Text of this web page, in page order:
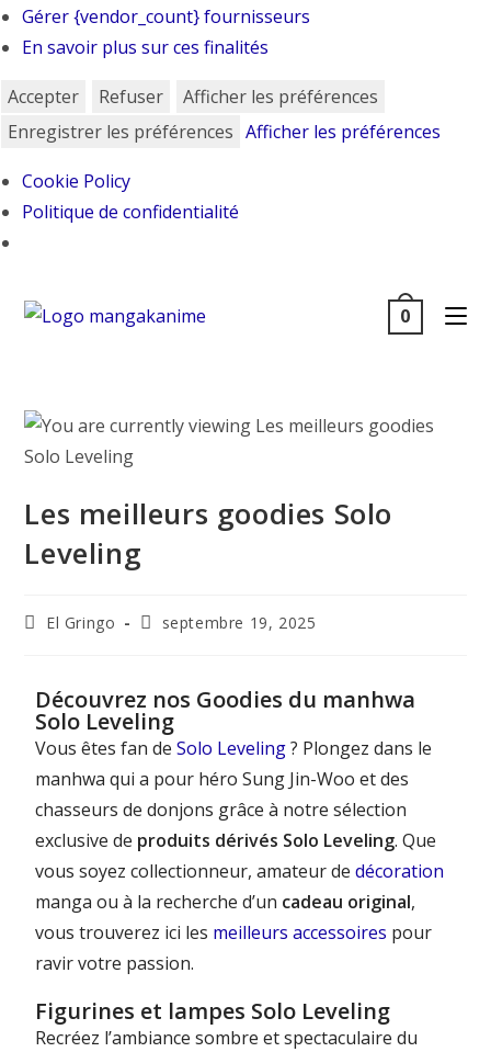
Gérer {vendor_count} fournisseurs
En savoir plus sur ces finalités
Accepter Refuser
Afficher les préférences
Enregistrer les préférences Afficher les préférences
Cookie Policy
Politique de confidentialité
0
Les meilleurs goodies Solo
Leveling
El Gringo septembre 19, 2025
Découvrez nos Goodies du manhwa
Solo Leveling
Vous êtes fan deSolo Leveling? Plongez dans le
manhwa qui a pour héro Sung Jin-Woo et des
chasseurs de donjons grâce à notre sélection
exclusive de produits dérivés Solo Leveling. Que
vous soyez collectionneur, amateur dedécoration
manga ou à la recherche d’un cadeau original,
vous trouverez ici les meilleurs accessoires pour
ravir votre passion.
Figurines et lampes Solo Leveling
Recréez l’ambiance sombre et spectaculaire du